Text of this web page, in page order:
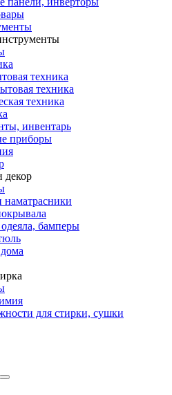
техника
техника
техника
инвентарь
приборы
декор
бамперы
для стирки, сушки